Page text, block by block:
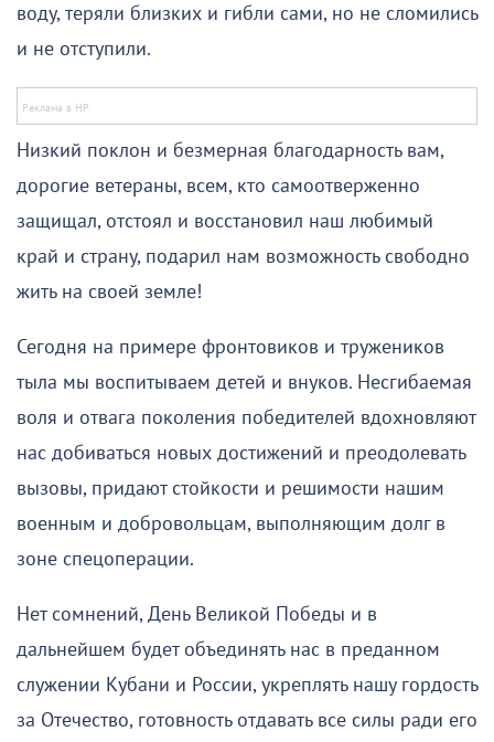
воду, теряли близких и гибли сами, но не сломились
и не отступили.
Низкий поклон и безмерная благодарность вам,
дорогие ветераны, всем, кто самоотверженно
защищал, отстоял и восстановил наш любимый
край и страну, подарил нам возможность свободно
жить на своей земле!
Сегодня на примере фронтовиков и тружеников
тыла мы воспитываем детей и внуков. Несгибаемая
воля и отвага поколения победителей вдохновляют
нас добиваться новых достижений и преодолевать
вызовы, придают стойкости и решимости нашим
военным и добровольцам, выполняющим долг в
зоне спецоперации.
Нет сомнений, День Великой Победы и в
дальнейшем будет объединять нас в преданном
служении Кубани и России, укреплять нашу гордость
за Отечество, готовность отдавать все силы ради его